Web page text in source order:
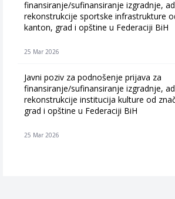
finansiranje/sufinansiranje izgradnje,
rekonstrukcije sportske infrastrukture
kanton, grad i opštine u Federaciji BiH
25 Mar 2026
Javni poziv za podnošenje prijava za
finansiranje/sufinansiranje izgradnje,
rekonstrukcije institucija kulture od
grad i opštine u Federaciji BiH
25 Mar 2026